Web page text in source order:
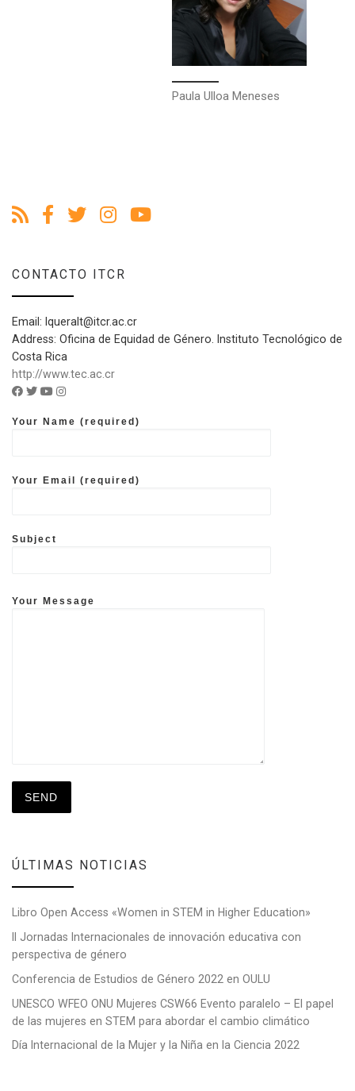
Paula Ulloa Meneses
CONTACTO ITCR
Email: lqueralt@itcr.ac.cr
Address: Oficina de Equidad de Género. Instituto Tecnológico de
Costa Rica
http://www.tec.ac.cr
Facebook account of ITCR
Twitter account of ITCR
Youtube account of ITCR
Instagram account of ITCR
Your Name (required)
Your Email (required)
Subject
Your Message
ÚLTIMAS NOTICIAS
Libro Open Access «Women in STEM in Higher Education»
II Jornadas Internacionales de innovación educativa con
perspectiva de género
Conferencia de Estudios de Género 2022 en OULU
UNESCO WFEO ONU Mujeres CSW66 Evento paralelo – El papel
de las mujeres en STEM para abordar el cambio climático
Día Internacional de la Mujer y la Niña en la Ciencia 2022